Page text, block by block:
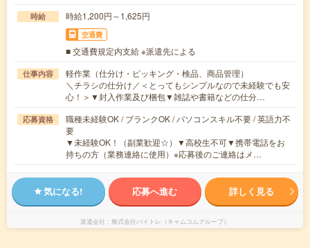
時給 時給1,200円～1,625円
交通費
■ 交通費規定内支給 ※派遣先による
仕事内容
軽作業（仕分け・ピッキング・検品、商品管理）
＼チラシの仕分け／＜とってもシンプルなので未経験でも安
心！＞▼封入作業及び梱包▼雑誌や書籍などの仕分…
応募資格
職種未経験OK / ブランクOK / パソコンスキル不要 / 英語力不
要
▼未経験OK！（副業歓迎☆）▼高校生不可▼携帯電話をお
持ちの方（業務連絡に使用）※応募後のご連絡はメ…
気になる! 応募へ進む 詳しく見る
派遣会社 株式会社バイトレ（キャムコムグループ）